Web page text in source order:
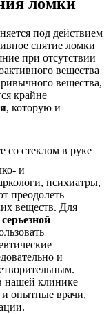
ломки
под действием
снятие ломки
при отсутствии
вещества
вещества,
крайне
, которую и
и
психиатры,
преодолеть
веществ. Для
и
нашей клинике
опытные врачи,